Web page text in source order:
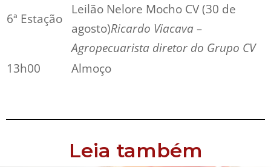
6ª Estação
Leilão Nelore Mocho CV (30 de
agosto)Ricardo Viacava –
Agropecuarista diretor do Grupo CV
13h00
Almoço
Leia também